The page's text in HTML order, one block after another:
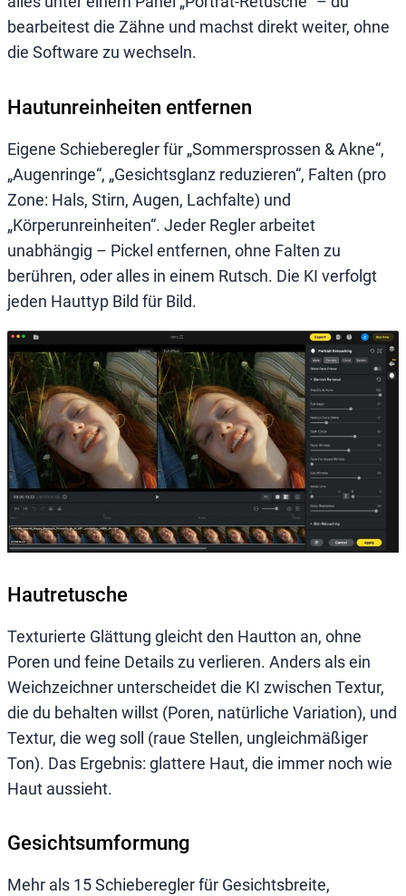
bearbeitest die Zähne und machst direkt weiter, ohne
die Software zu wechseln.
Hautunreinheiten entfernen
Eigene Schieberegler für „Sommersprossen & Akne“,
„Augenringe“, „Gesichtsglanz reduzieren“, Falten (pro
Zone: Hals, Stirn, Augen, Lachfalte) und
„Körperunreinheiten“. Jeder Regler arbeitet
unabhängig – Pickel entfernen, ohne Falten zu
berühren, oder alles in einem Rutsch. Die KI verfolgt
jeden Hauttyp Bild für Bild.
Hautretusche
Texturierte Glättung gleicht den Hautton an, ohne
Poren und feine Details zu verlieren. Anders als ein
Weichzeichner unterscheidet die KI zwischen Textur,
die du behalten willst (Poren, natürliche Variation), und
Textur, die weg soll (raue Stellen, ungleichmäßiger
Ton). Das Ergebnis: glattere Haut, die immer noch wie
Haut aussieht.
Gesichtsumformung
Mehr als 15 Schieberegler für Gesichtsbreite,